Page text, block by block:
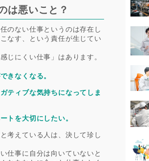
は悪いこと？
のない仕事というのは存在し
なす、という責任が生じてい
じにくい仕事」はあります。
きなくなる。
ティブな気持ちになってしま
トを大切にしたい。
考えている人は、決して珍し
仕事に自分は向いていないと